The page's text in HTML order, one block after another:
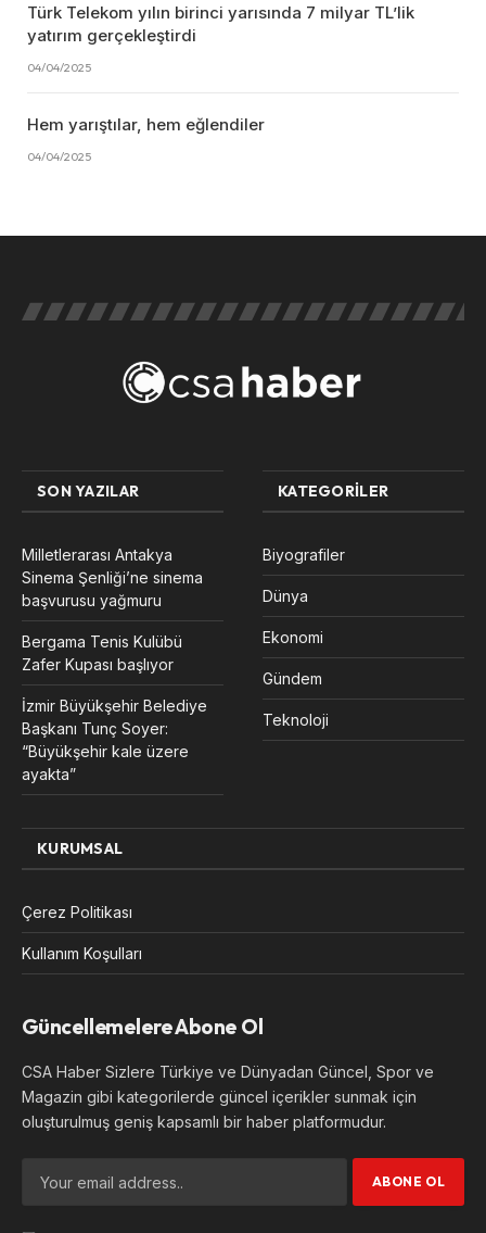
Türk Telekom yılın birinci yarısında 7 milyar TL’lik
yatırım gerçekleştirdi
04/04/2025
Hem yarıştılar, hem eğlendiler
04/04/2025
SON YAZILAR
Milletlerarası Antakya
Sinema Şenliği’ne sinema
başvurusu yağmuru
Bergama Tenis Kulübü
Zafer Kupası başlıyor
İzmir Büyükşehir Belediye
Başkanı Tunç Soyer:
“Büyükşehir kale üzere
ayakta”
KATEGORILER
Biyografiler
Dünya
Ekonomi
Gündem
Teknoloji
KURUMSAL
Çerez Politikası
Kullanım Koşulları
Güncellemelere Abone Ol
CSA Haber Sizlere Türkiye ve Dünyadan Güncel, Spor ve
Magazin gibi kategorilerde güncel içerikler sunmak için
oluşturulmuş geniş kapsamlı bir haber platformudur.